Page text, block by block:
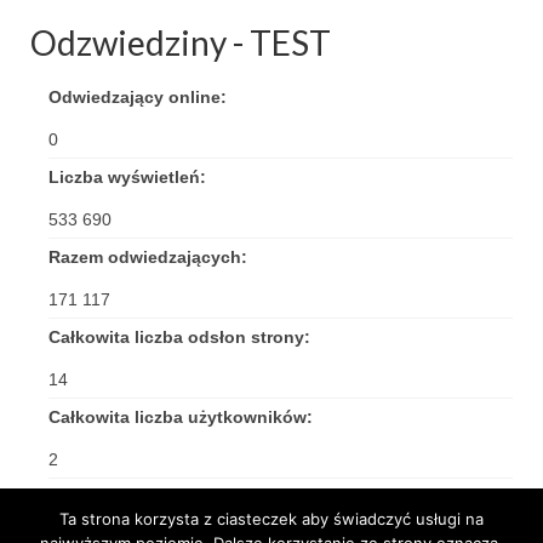
Triduum Św. St. Kostka 2018
Narodowy Dzień Pamięci “Żołnierzy
Wyklętych” 2018
Wprowadzenie nowego Proboszcza
Zaprzyjaźnione strony
POMOC PSYCHOTERAPEUTY
Odzwiedziny - TEST
Odwiedzający online:
0
Liczba wyświetleń:
533 690
Razem odwiedzających:
171 117
Całkowita liczba odsłon strony:
14
Całkowita liczba użytkowników:
2
Ta strona korzysta z ciasteczek aby świadczyć usługi na